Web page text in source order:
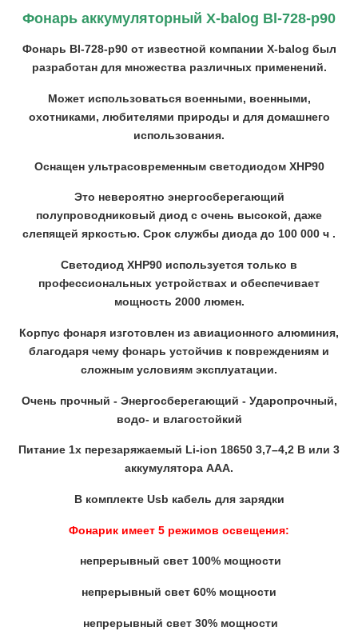
Фонарь аккумуляторный X-balog Bl-728-p90
Фонарь Bl-728-p90 от известной компании X-balog был
разработан для множества различных применений.
Может использоваться военными, военными,
охотниками, любителями природы и для домашнего
использования.
Оснащен ультрасовременным светодиодом XHP90
Это невероятно энергосберегающий
полупроводниковый диод с очень высокой, даже
слепящей яркостью. Срок службы диода до 100 000 ч .
Светодиод XHP90 используется только в
профессиональных устройствах и обеспечивает
мощность 2000 люмен.
Корпус фонаря изготовлен из авиационного алюминия,
благодаря чему фонарь устойчив к повреждениям и
сложным условиям эксплуатации.
Очень прочный - Энергосберегающий - Ударопрочный,
водо- и влагостойкий
Питание 1x перезаряжаемый Li-ion 18650 3,7–4,2 В или 3
аккумулятора AAA.
В комплекте Usb кабель для зарядки
Фонарик имеет 5 режимов освещения:
непрерывный свет 100% мощности
непрерывный свет 60% мощности
непрерывный свет 30% мощности